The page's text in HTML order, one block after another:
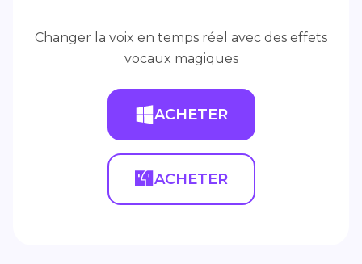
Changer la voix en temps réel avec des effets
vocaux magiques
ACHETER
ACHETER